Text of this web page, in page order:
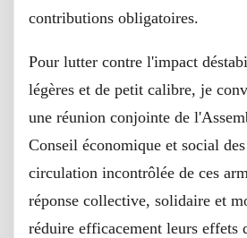
contributions obligatoires.
Pour lutter contre l'impact
légères et de petit calibre, je
une réunion conjointe de
Conseil économique et social
circulation incontrôlée de ces
réponse collective, solidaire et
réduire efficacement leurs effets